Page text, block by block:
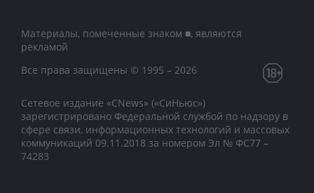
Материалы, помеченные знаком ■, являются
рекламой
Все права защищены © 1995 – 2026
Сетевое издание «CNews» («СиНьюс»)
зарегистрировано Федеральной службой по надзору в
сфере связи, информационных технологий и массовых
коммуникаций 09.11.2018 за номером Эл № ФС77 –
74283